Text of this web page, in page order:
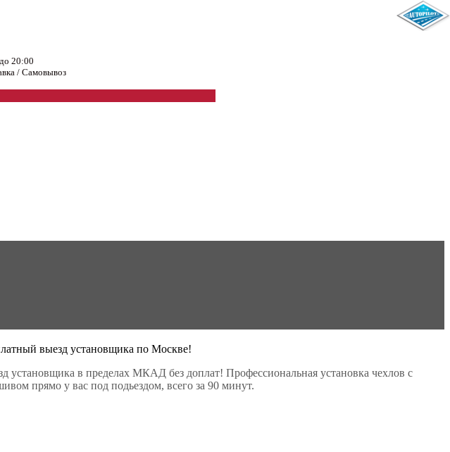
20:00
/ Самовывоз
выезд установщика по Москве!
установщика в пределах МКАД без доплат! Профессиональная установка чехлов с
прямо у вас под подьездом, всего за 90 минут.